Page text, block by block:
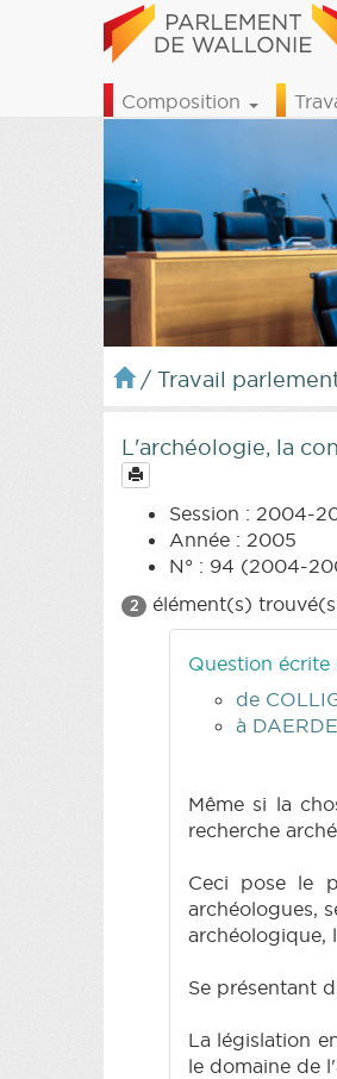
Composition
/ Travail
L'archéologie, la
Session : 2004-
Année : 2005
N° : 94 (2004-
2 élément(s)
Question écrite
de
à
Même si la
recherche
Ceci pose le
archéologues,
archéologique,
Se présentant
La législation
le domaine de